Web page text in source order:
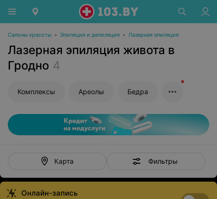
Салоны красоты • Эпиляция и депиляция • Лазерная эпиляция
Лазерная эпиляция живота в
Гродно 4
Комплексы Ареолы Бедра
Карта Фильтры
Онлайн-запись